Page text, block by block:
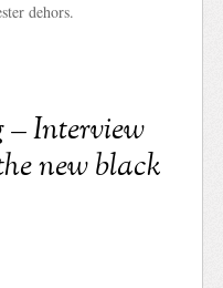
dehors.
Interview
new black